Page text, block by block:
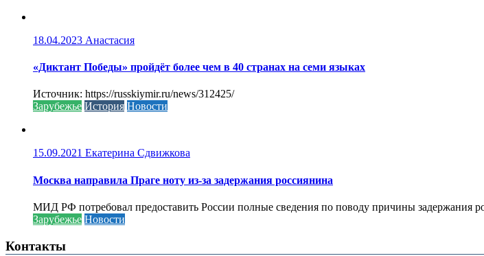
18.04.2023 Анастасия
«Диктант Победы» пройдёт более чем в 40 странах на семи языках
Источник: https://russkiymir.ru/news/312425/
Зарубежье История Новости
15.09.2021 Екатерина Сдвижкова
Москва направила Праге ноту из-за задержания россиянина
МИД РФ потребовал предоставить России полные сведения по поводу причины задержания
Зарубежье Новости
Контакты